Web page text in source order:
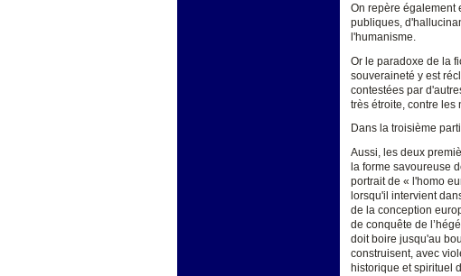
On repère également
publiques,
l'humanisme.
Or le paradoxe de la
souveraineté y est
contestées par
très étroite, contre les
Dans la troisième
Aussi, les deux
la forme savoureuse
portrait de « l'homo
lorsqu'il intervient
de la conception
de conquête de
doit boire jusqu'au
construisent, avec
historique et spirituel